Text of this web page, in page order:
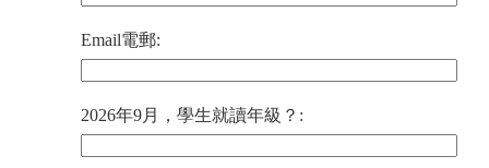
Email電郵:
2026年9月，學生就讀年級？: